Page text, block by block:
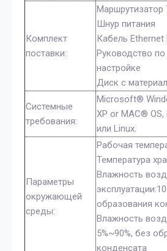
Комплект
поставки:
Маршрутизатор
Шнур питания
Кабель Ethernet
Руководство
настройке
Диск с
Системные
требования:
Microsoft®
XP or MAC®
или Linux.
Параметры
окружающей
среды:
Рабочая
Температура
Влажность
образования
Влажность
5%~90%, без
конденсата